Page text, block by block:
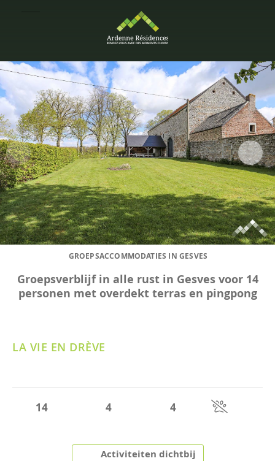
GROEPSACCOMMODATIES IN GESVES
Groepsverblijf in alle rust in Gesves voor 14
personen met overdekt terras en pingpong
LA VIE EN DRÈVE
14 4 4
Activiteiten dichtbij